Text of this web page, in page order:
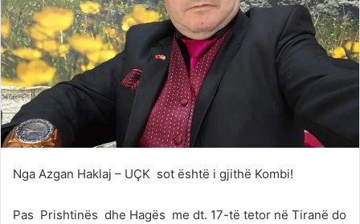
Nga Azgan Haklaj – UÇK sot është i gjithë Kombi!
Pas Prishtinës dhe Hagës me dt. 17-të tetor në Tiranë do